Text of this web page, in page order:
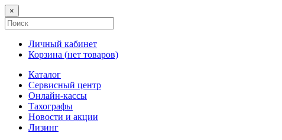
×
Личный кабинет
Корзина (нет товаров)
Каталог
Сервисный центр
Онлайн-кассы
Тахографы
Новости и акции
Лизинг